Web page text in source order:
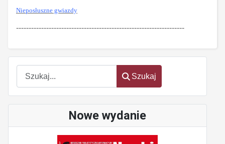
Szukaj
Szukaj
Nowe wydanie
Nieposłuszne gwiazdy
-------------------------------------------------------------------